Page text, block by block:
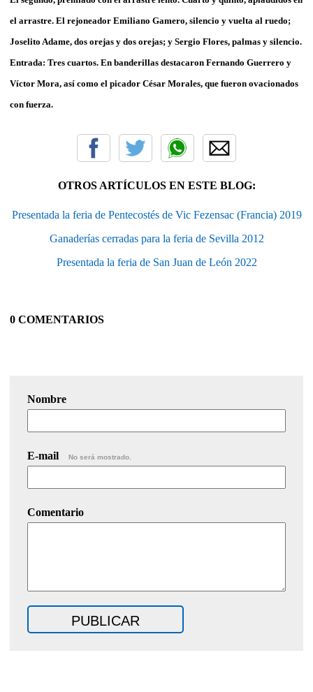
el arrastre. El rejoneador Emiliano Gamero, silencio y vuelta al ruedo;
Joselito Adame, dos orejas y dos orejas; y Sergio Flores, palmas y silencio.
Entrada: Tres cuartos. En banderillas destacaron Fernando Guerrero y
Víctor Mora, así como el picador César Morales, que fueron ovacionados
con fuerza.
OTROS ARTÍCULOS EN ESTE BLOG:
Presentada la feria de Pentecostés de Vic Fezensac (Francia) 2019
Ganaderías cerradas para la feria de Sevilla 2012
Presentada la feria de San Juan de León 2022
0 COMENTARIOS
Nombre
E-mail No será mostrado.
Comentario